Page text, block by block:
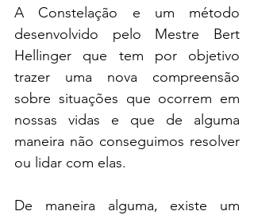
A Constelação e um método
desenvolvido pelo Mestre Bert
Hellinger que tem por objetivo
trazer uma nova compreensão
sobre situações que ocorrem em
nossas vidas e que de alguma
maneira não conseguimos resolver
ou lidar com elas.
De maneira alguma, existe um